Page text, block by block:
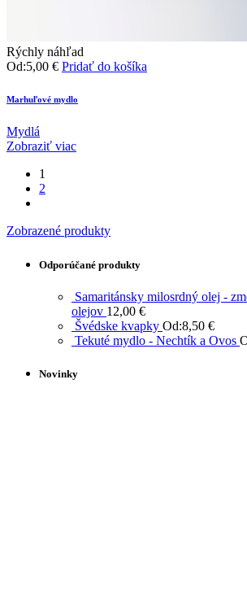
Rýchly náhľad
Od:5,00 € Pridať do košíka
Marhuľové mydlo
Mydlá
Zobraziť viac
1
2
Zobrazené produkty
Odporúčané produkty
Samaritánsky milosrdný olej -
olejov 12,00 €
Švédske kvapky Od:8,50 €
Tekuté mydlo - Nechtík a Ovos
Novinky